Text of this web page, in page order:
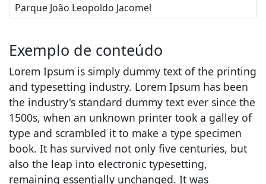
Parque João Leopoldo Jacomel
Exemplo de conteúdo
Lorem Ipsum is simply dummy text of the printing
and typesetting industry. Lorem Ipsum has been
the industry's standard dummy text ever since the
1500s, when an unknown printer took a galley of
type and scrambled it to make a type specimen
book. It has survived not only five centuries, but
also the leap into electronic typesetting,
remaining essentially unchanged. It was